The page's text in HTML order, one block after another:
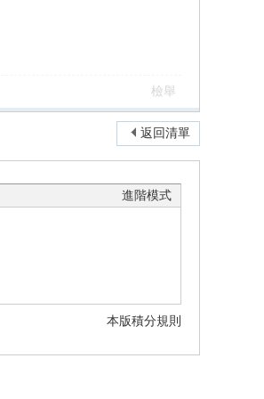
檢舉
返回清單
進階模式
本版積分規則